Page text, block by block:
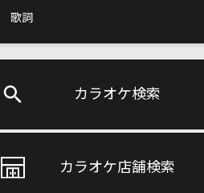
歌詞
カラオケ検索
カラオケ店舗検索